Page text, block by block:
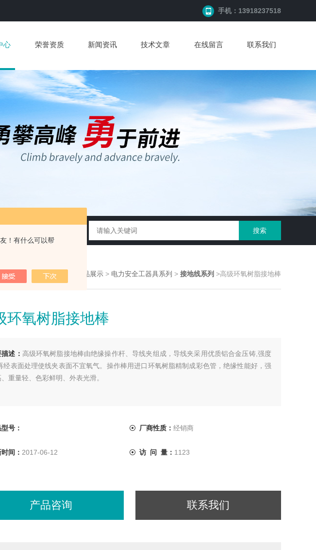
！有什么可以帮
手机：13918237518
心 荣誉资质 新闻资讯 技术文章 在线留言 联系我们
您现在的位置：>首页 产品展示 > 电力安全工器具系列 > 接地线系列 >高级环氧树脂接地棒
环氧树脂接地棒
述： 高级环氧树脂接地棒由绝缘操作杆、导线夹组成，导线夹采用优质铝合金压铸,强度
经表面处理使线夹表面不宜氧气。操作棒用进口环氧树脂精制成彩色管，绝缘性能好，强
、重量轻、色彩鲜明、外表光滑。
号： 厂商性质： 经销商
间： 2017-06-12 访 问 量： 1123
产品咨询 联系我们